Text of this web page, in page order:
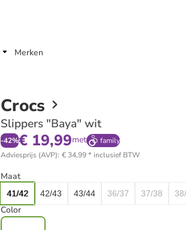
Merken
Crocs
Slippers "Baya" wit
-42%€ 19,99met
family
Adviesprijs (AVP): € 34,99* inclusief BTW
Maat
41/42 42/43 43/44 36/37 37/38
Color